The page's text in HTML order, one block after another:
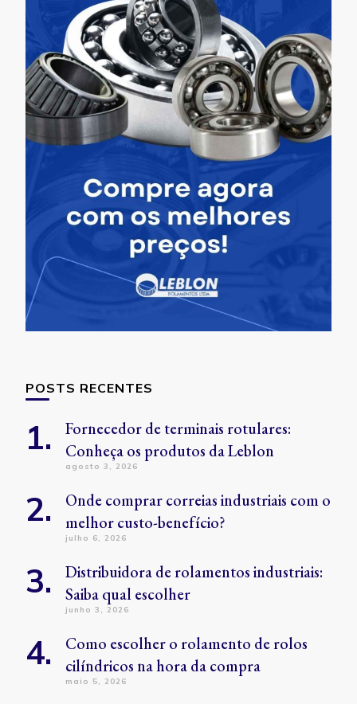
POSTS RECENTES
Fornecedor de terminais rotulares:
Conheça os produtos da Leblon
agosto 3, 2026
Onde comprar correias industriais com o
melhor custo-benefício?
julho 6, 2026
Distribuidora de rolamentos industriais:
Saiba qual escolher
junho 3, 2026
Como escolher o rolamento de rolos
cilíndricos na hora da compra
maio 5, 2026